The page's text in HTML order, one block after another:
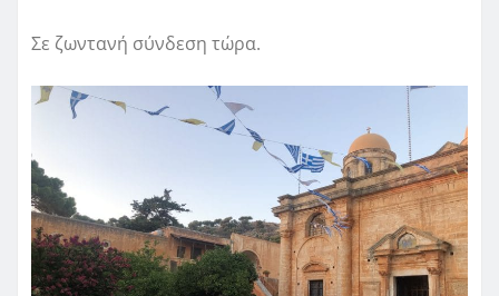
Σε ζωντανή σύνδεση τώρα.